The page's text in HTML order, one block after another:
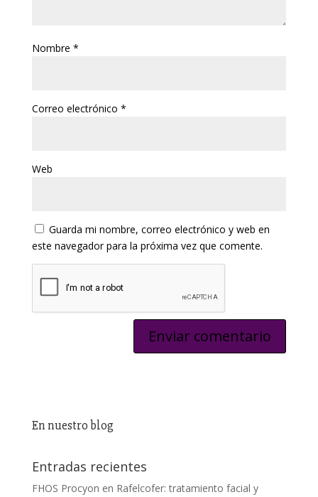
Nombre *
Correo electrónico *
Web
Guarda mi nombre, correo electrónico y web en
este navegador para la próxima vez que comente.
En nuestro blog
Entradas recientes
FHOS Procyon en Rafelcofer: tratamiento facial y